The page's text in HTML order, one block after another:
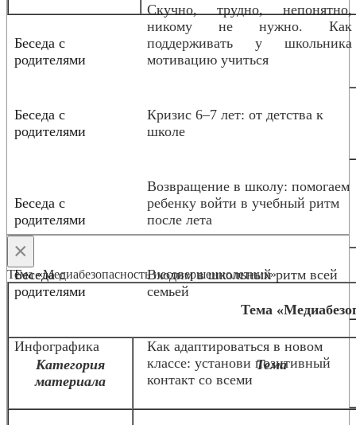
Беседа с
родителями
Скучно, трудно, непонятно,
никому не нужно. Как
поддерживать у школьника
мотивацию учиться
Беседа с
родителями
Кризис 6–7 лет: от детства к
школе
Беседа с
родителями
Возвращение в школу: помогаем
ребенку войти в учебный ритм
после лета
Беседа с
родителями
Входим в школьный ритм всей
семьей
Инфографика
Как адаптироваться в новом
классе: установи позитивный
контакт со всеми
×
Тема «Медиабезопасность несовершеннолетних»
Тема
Категория
материала
Тема